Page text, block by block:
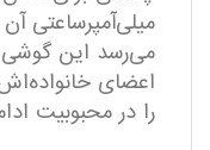
میلی‌آمپرساعتی
می‌رسد این گوشی
را در محبوبیت